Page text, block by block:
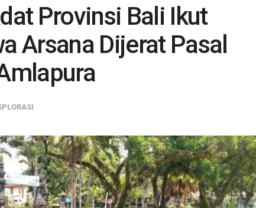
Provinsi Bali Ikut
Arsana Dijerat Pasal